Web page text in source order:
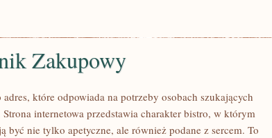
Zakupowy
które odpowiada na potrzeby osobach szukających
internetowa przedstawia charakter bistro, w którym
być nie tylko apetyczne, ale również podane z sercem. To